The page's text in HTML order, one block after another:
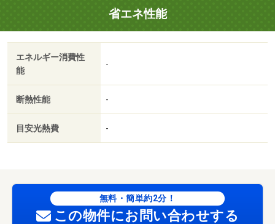
省エネ性能
エネルギー消費性
能
-
断熱性能 -
目安光熱費 -
無料・簡単約2分！
この物件にお問い合わせする